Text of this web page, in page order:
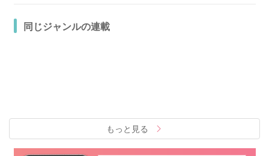
同じジャンルの連載
もっと見る